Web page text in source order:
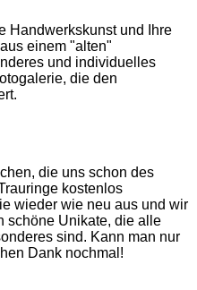
Handwerkskunst und Ihre
einem "alten"
und individuelles
die den
die uns schon des
kostenlos
wieder wie neu aus und wir
schöne Unikate, die alle
sind. Kann man nur
Dank nochmal!